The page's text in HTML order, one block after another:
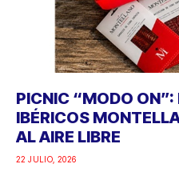
PICNIC “MODO ON”:
IBÉRICOS
AL AIRE LIBRE
22 JULIO, 2026